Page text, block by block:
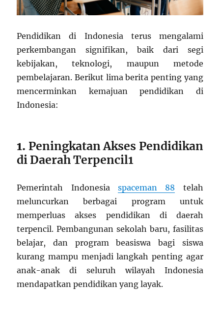
Pendidikan di Indonesia terus mengalami
perkembangan signifikan, baik dari segi
kebijakan, teknologi, maupun metode
pembelajaran. Berikut lima berita penting yang
mencerminkan kemajuan pendidikan di
Indonesia:
1. Peningkatan Akses Pendidikan
di Daerah Terpencil1
Pemerintah Indonesia spaceman 88 telah
meluncurkan berbagai program untuk
memperluas akses pendidikan di daerah
terpencil. Pembangunan sekolah baru, fasilitas
belajar, dan program beasiswa bagi siswa
kurang mampu menjadi langkah penting agar
anak-anak di seluruh wilayah Indonesia
mendapatkan pendidikan yang layak.